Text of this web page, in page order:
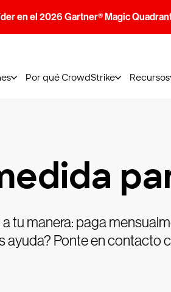
en el 2026 Gartner® Magic
Por qué CrowdStrike Recursos
tu manera: paga
ayuda? Ponte en contacto